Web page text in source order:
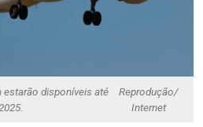
estarão disponíveis até
Reprodução/
Internet